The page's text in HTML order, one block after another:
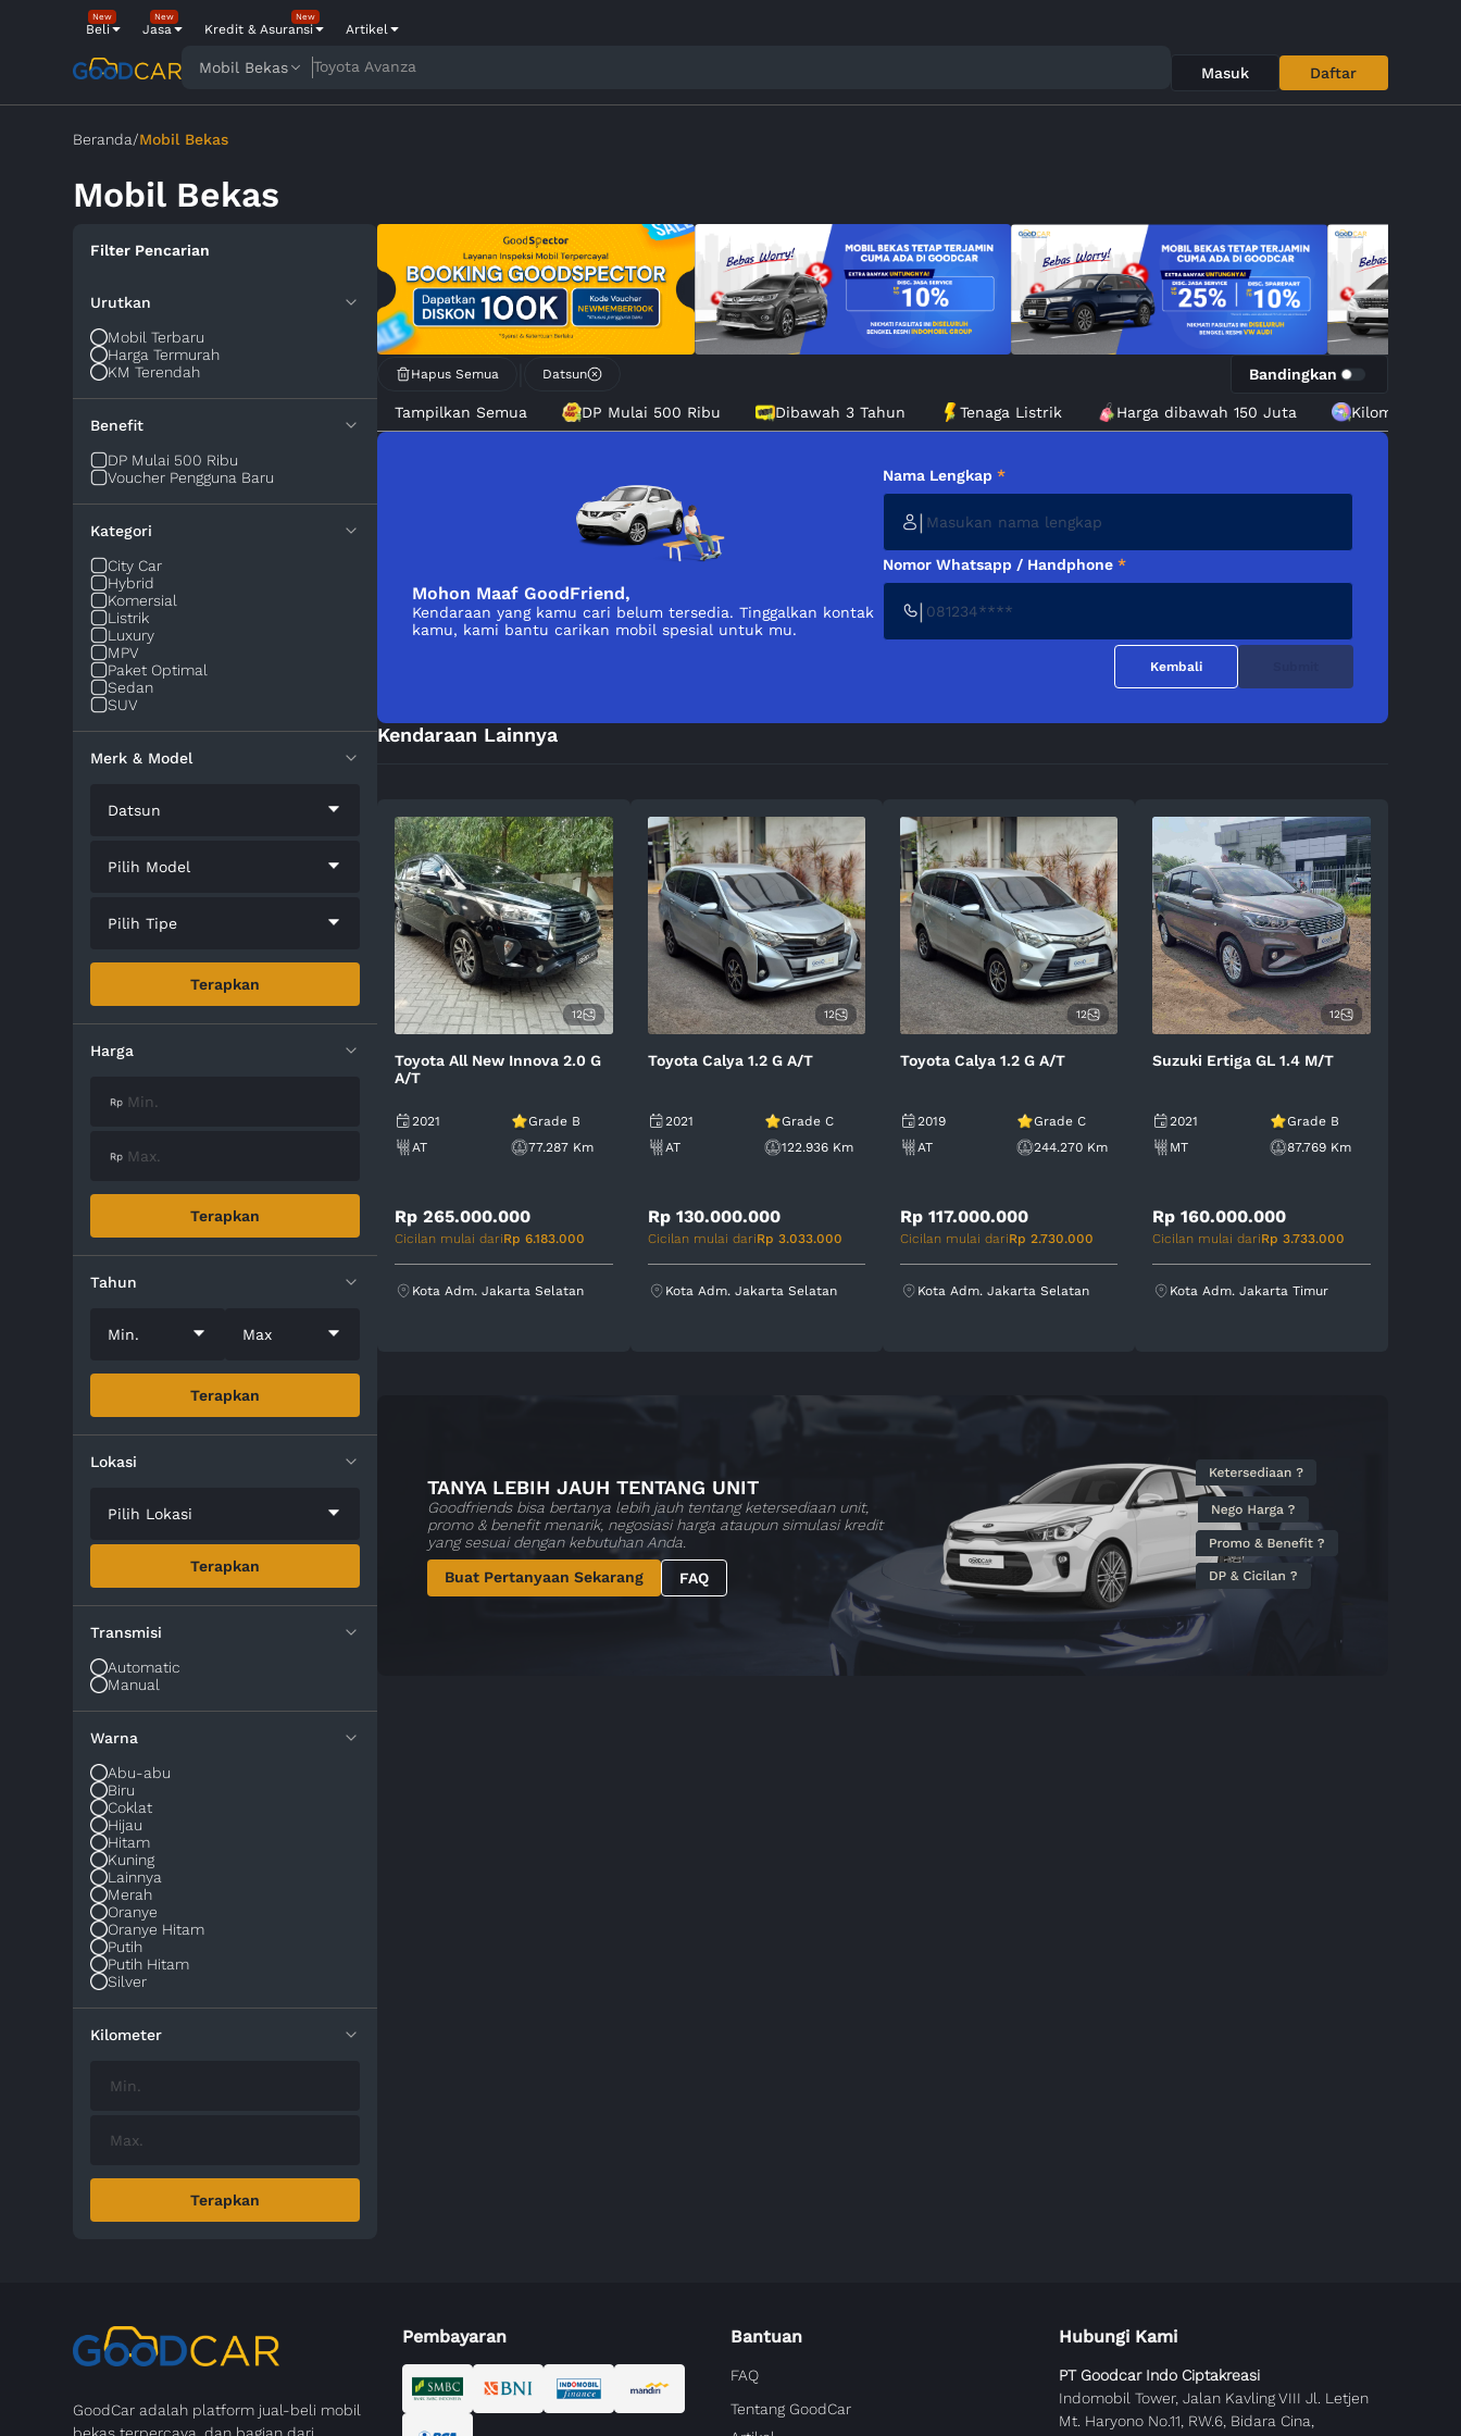
Beli
New
Jasa
New
Kredit & Asuransi
New
Artikel
Mobil Bekas Toyota Avanza Masuk Daftar
Beranda/Mobil Bekas
Mobil Bekas
Filter Pencarian
Urutkan
Mobil Terbaru
Harga Termurah
KM Terendah
Benefit
DP Mulai 500 Ribu
Voucher Pengguna Baru
Kategori
City Car
Hybrid
Komersial
Listrik
Luxury
MPV
Paket Optimal
Sedan
SUV
Merk & Model
Datsun
Pilih Model
Pilih Tipe
Terapkan
Harga
Terapkan
Tahun
Min. Max
Terapkan
Lokasi
Pilih Lokasi
Terapkan
Transmisi
Automatic
Manual
Warna
Abu-abu
Biru
Coklat
Hijau
Hitam
Kuning
Lainnya
Merah
Oranye
Oranye Hitam
Putih
Putih Hitam
Silver
Kilometer
Terapkan
Hapus Semua Datsun Bandingkan
Tampilkan Semua DP Mulai 500 Ribu Dibawah 3 Tahun Tenaga Listrik Harga dibawah 150 Juta Kilometer
Mohon Maaf GoodFriend,
Kendaraan yang kamu cari belum tersedia. Tinggalkan kontak
kamu, kami bantu carikan mobil spesial untuk mu.
Nama Lengkap *
|
Nomor Whatsapp / Handphone *
|
Kembali
Kendaraan Lainnya
12
Toyota All New Innova 2.0 G
A/T
2021
Grade B
AT
77.287 Km
Rp 265.000.000
Cicilan mulai dariRp 6.183.000
Kota Adm. Jakarta Selatan
12
Toyota Calya 1.2 G A/T
2021
Grade C
AT
122.936 Km
Rp 130.000.000
Cicilan mulai dariRp 3.033.000
Kota Adm. Jakarta Selatan
12
Toyota Calya 1.2 G A/T
2019
Grade C
AT
244.270 Km
Rp 117.000.000
Cicilan mulai dariRp 2.730.000
Kota Adm. Jakarta Selatan
12
Suzuki Ertiga GL 1.4 M/T
2021
Grade B
MT
87.769 Km
Rp 160.000.000
Cicilan mulai dariRp 3.733.000
Kota Adm. Jakarta Timur
TANYA LEBIH JAUH TENTANG UNIT
Goodfriends bisa bertanya lebih jauh tentang ketersediaan unit,
promo & benefit menarik, negosiasi harga ataupun simulasi kredit
yang sesuai dengan kebutuhan Anda.
Buat Pertanyaan Sekarang
FAQ
GoodCar adalah platform jual-beli mobil
bekas terpercaya, dan bagian dari
Pembayaran Bantuan
FAQ
Tentang GoodCar
Hubungi Kami
PT Goodcar Indo Ciptakreasi
Indomobil Tower, Jalan Kavling VIII Jl. Letjen
Mt. Haryono No.11, RW.6, Bidara Cina,